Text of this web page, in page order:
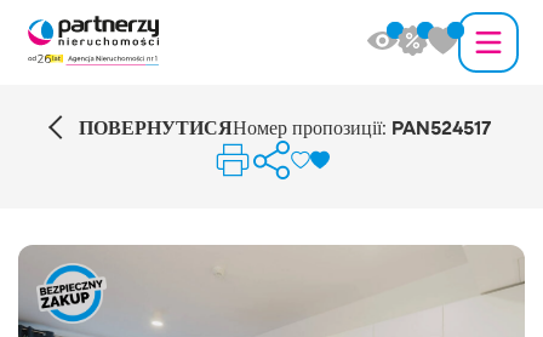
ПОВЕРНУТИСЯНомер пропозиції: PAN524517